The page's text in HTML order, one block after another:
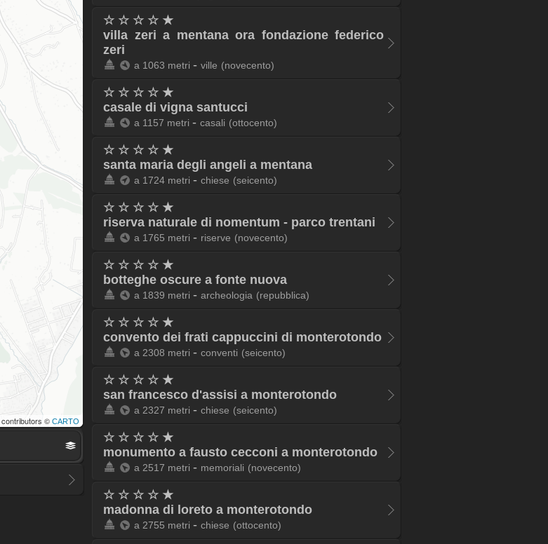
contributors © CARTO
☆ ☆ ☆ ☆ ★
villa zeri a mentana ora fondazione federico
zeri
a 1063 metri - ville (novecento)
☆ ☆ ☆ ☆ ★
casale di vigna santucci
a 1157 metri - casali (ottocento)
☆ ☆ ☆ ☆ ★
santa maria degli angeli a mentana
a 1724 metri - chiese (seicento)
☆ ☆ ☆ ☆ ★
riserva naturale di nomentum - parco trentani
a 1765 metri - riserve (novecento)
☆ ☆ ☆ ☆ ★
botteghe oscure a fonte nuova
a 1839 metri - archeologia (repubblica)
☆ ☆ ☆ ☆ ★
convento dei frati cappuccini di monterotondo
a 2308 metri - conventi (seicento)
☆ ☆ ☆ ☆ ★
san francesco d'assisi a monterotondo
a 2327 metri - chiese (seicento)
☆ ☆ ☆ ☆ ★
monumento a fausto cecconi a monterotondo
a 2517 metri - memoriali (novecento)
☆ ☆ ☆ ☆ ★
madonna di loreto a monterotondo
a 2755 metri - chiese (ottocento)